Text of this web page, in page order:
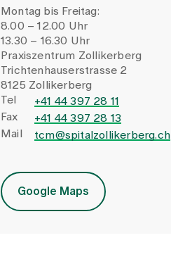
Montag bis Freitag:
8.00 – 12.00 Uhr
13.30 – 16.30 Uhr
Praxiszentrum Zollikerberg
Trichtenhauserstrasse 2
8125 Zollikerberg
Tel
+41 44 397 28 11
Fax
+41 44 397 28 13
Mail
tcm@spitalzollikerberg.ch
Google Maps